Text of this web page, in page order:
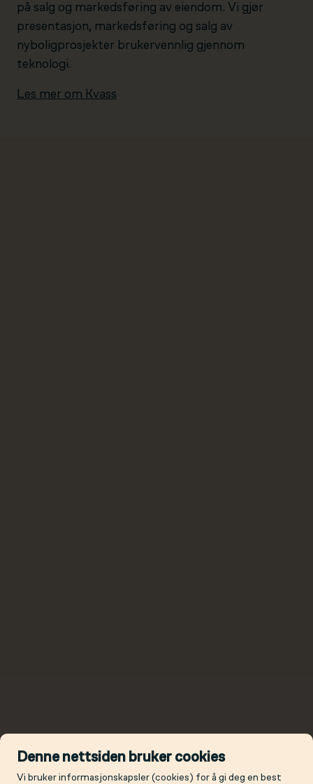
på salg og markedsføring av eiendom. Vi gjør
presentasjon, markedsføring og salg av
nyboligprosjekter brukervennlig gjennom
teknologi.
Les mer om Kvass
Denne nettsiden bruker cookies
Vi bruker informasjonskapsler (cookies) for å gi deg en best